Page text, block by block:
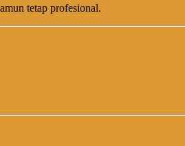
tetap profesional.